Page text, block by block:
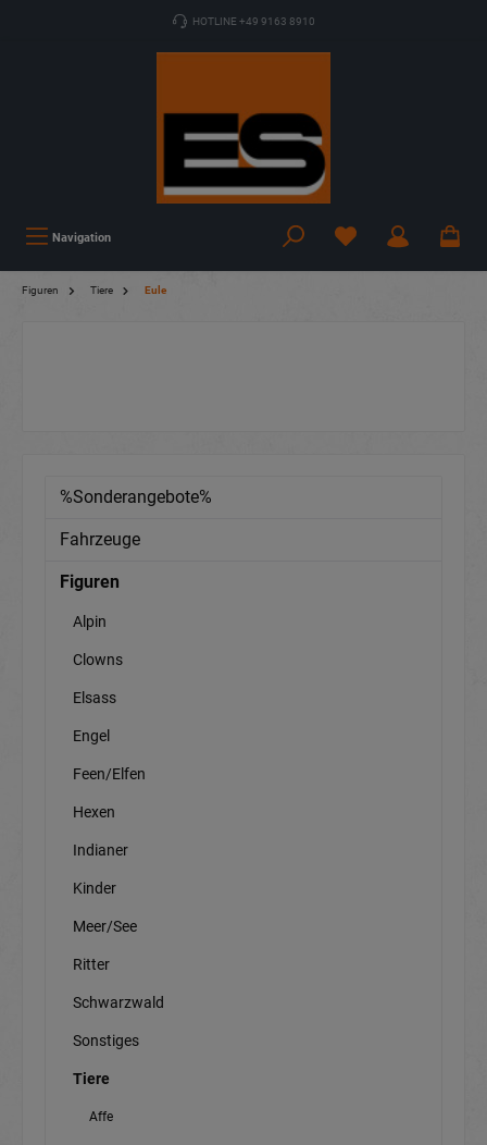
HOTLINE +49 9163 8910
Navigation
Figuren Tiere Eule
%Sonderangebote%
Fahrzeuge
Figuren
Alpin
Clowns
Elsass
Engel
Feen/Elfen
Hexen
Indianer
Kinder
Meer/See
Ritter
Schwarzwald
Sonstiges
Tiere
Affe